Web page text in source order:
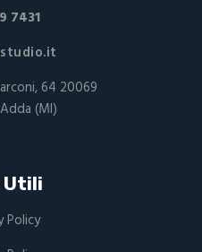
7431
64 20069
(MI)
Utili
Policy